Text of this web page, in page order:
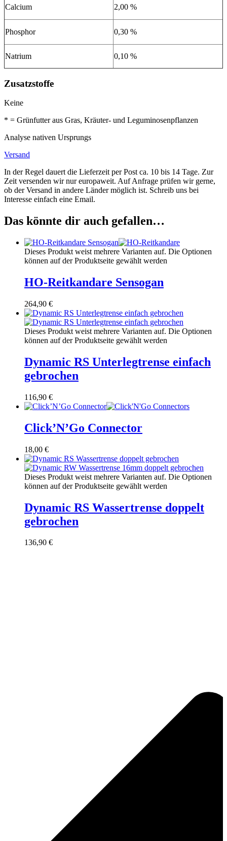
Calcium 2,00 %
Phosphor 0,30 %
Natrium 0,10 %
Zusatzstoffe
Keine
* = Grünfutter aus Gras, Kräuter- und Leguminosenpflanzen
Analyse nativen Ursprungs
Versand
In der Regel dauert die Lieferzeit per Post ca. 10 bis 14 Tage. Zur
Zeit versenden wir nur europaweit. Auf Anfrage prüfen wir gerne,
ob der Versand in andere Länder möglich ist. Schreib uns bei
Interesse einfach eine Email.
Das könnte dir auch gefallen…
Dieses Produkt weist mehrere Varianten auf. Die Optionen
können auf der Produktseite gewählt werden
HO-Reitkandare Sensogan
264,90 €
Dieses Produkt weist mehrere Varianten auf. Die Optionen
können auf der Produktseite gewählt werden
Dynamic RS Unterlegtrense einfach
gebrochen
116,90 €
Click’N’Go Connector
18,00 €
Dieses Produkt weist mehrere Varianten auf. Die Optionen
können auf der Produktseite gewählt werden
Dynamic RS Wassertrense doppelt
gebrochen
136,90 €